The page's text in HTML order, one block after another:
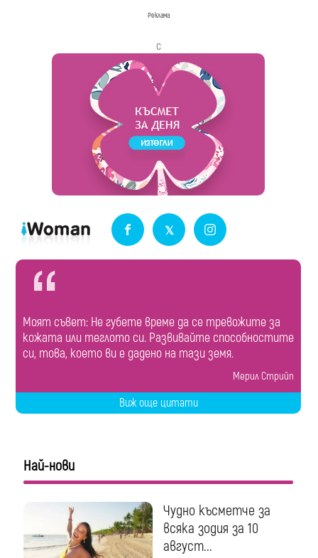
Реклама
с
Моят съвет: Не губете време да се тревожите за
кожата или теглото си. Развивайте способностите
си, това, което ви е дадено на тази земя.
Мерил Стрийп
Виж още цитати
Най-нови
Чудно късметче за
всяка зодия за 10
август...